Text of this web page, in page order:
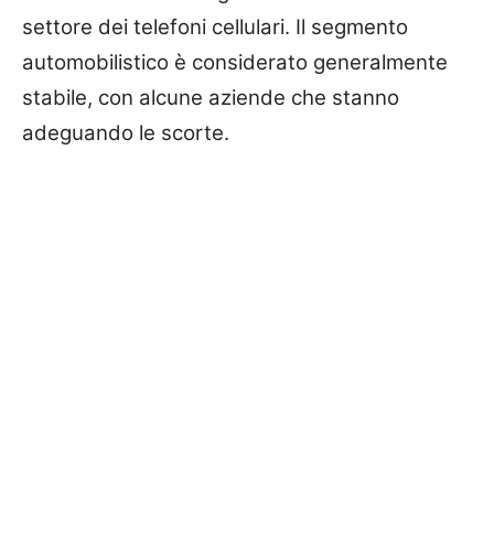
settore dei telefoni cellulari. Il segmento
automobilistico è considerato generalmente
stabile, con alcune aziende che stanno
adeguando le scorte.